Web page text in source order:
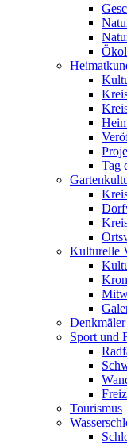
Tag
Kulturelle
Denkmäler
Sport und
Tourismus